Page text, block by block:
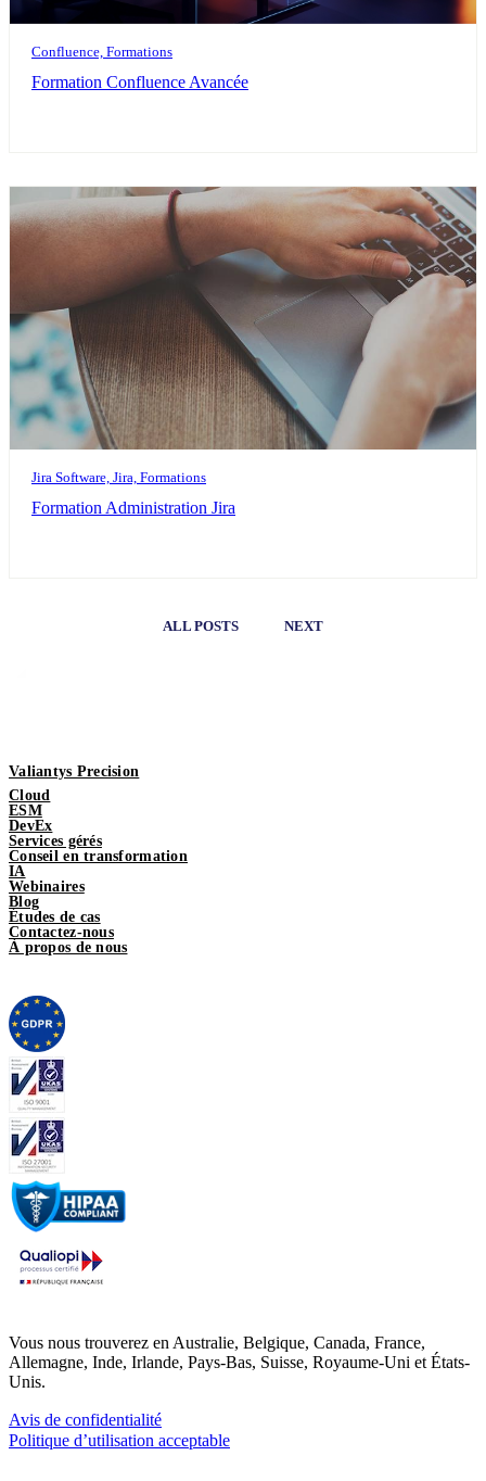
Confluence, Formations
Formation Confluence Avancée
Jira Software, Jira, Formations
Formation Administration Jira
ALL POSTS NEXT
Valiantys Precision
Cloud
ESM
DevEx
Services gérés
Conseil en transformation
IA
Webinaires
Blog
Études de cas
Contactez-nous
À propos de nous
Vous nous trouverez en Australie, Belgique, Canada, France,
Allemagne, Inde, Irlande, Pays-Bas, Suisse, Royaume-Uni et États-
Unis.
Avis de confidentialité
Politique d’utilisation acceptable